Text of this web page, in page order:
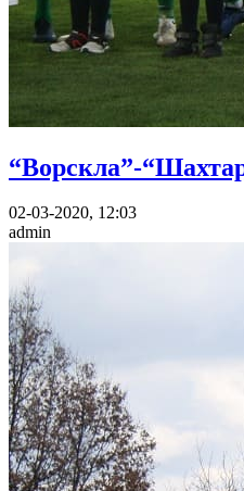
“Ворскла”-
02-03-2020, 12:03
admin